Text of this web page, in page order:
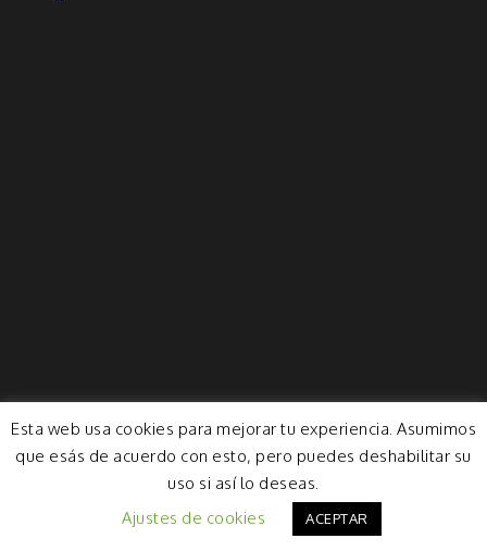
Esta web usa cookies para mejorar tu experiencia. Asumimos
que esás de acuerdo con esto, pero puedes deshabilitar su
uso si así lo deseas.
Ajustes de cookies
ACEPTAR